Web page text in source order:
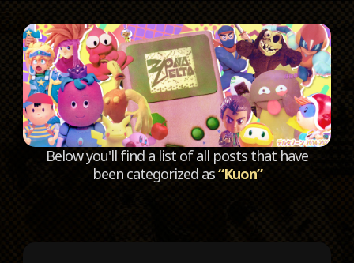
Below you'll find a list of all posts that have
been categorized as“Kuon”